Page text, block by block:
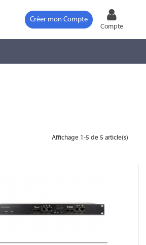
Créer mon Compte
Compte
Affichage 1-5 de 5 article(s)
VITTORIA 64 DR